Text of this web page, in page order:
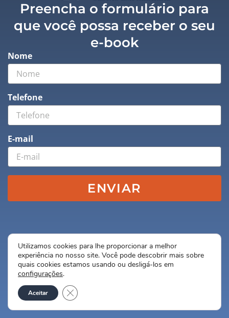
Preencha o formulário para
que você possa receber o seu
e-book
Nome
Telefone
E-mail
ENVIAR
Utilizamos cookies para lhe proporcionar a melhor
experiência no nosso site. Você pode descobrir mais sobre
quais cookies estamos usando ou desligá-los em
configurações.
Aceitar Close GDPR Cookie Banner